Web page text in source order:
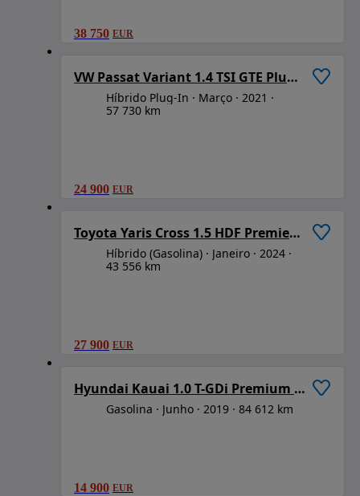
38 750 EUR
VW Passat Variant 1.4 TSI GTE Plug-in
Híbrido Plug-In Março
2021
57 730 km
24 900 EUR
Toyota Yaris Cross 1.5 HDF Premier Edition
Híbrido (Gasolina) Janeiro
2024
43 556 km
27 900 EUR
Hyundai Kauai 1.0 T-GDi Premium Pack Plus
Gasolina Junho 2019 84 612 km
14 900 EUR